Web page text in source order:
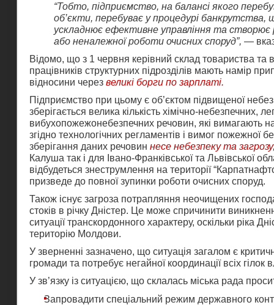
“Тобто, підприємство, на балансі якого
об’єкти, перебуває у процедурі
ускладнює ефективне управління та створює
або неналежної роботи очисних споруд”, —
Відомо, що з 1 червня керівний склад товариства та
працівників структурних підрозділів мають намір
відносини через великі борги по зарплаті.
Підприємство при цьому є об’єктом підвищеної
зберігається велика кількість хімічно-небезпечних,
вибухопожежонебезпечних речовин, які вимагають
згідно технологічних регламентів і вимог пожежної
зберігання даних речовин несе небезпеку та
Калуша так і для Івано-Франківської та Львівської
відбудеться знеструмлення на території
призведе до повної зупинки роботи очисних споруд.
Також існує загроза потрапляння неочищених
стоків в річку Дністер. Це може спричинити
ситуації транскордонного характеру, оскільки ріка
територію Молдови.
У зверненні зазначено, що ситуація загалом є
громади та потребує негайної координації всіх гілок
У зв’язку із ситуацією, що склалась міська рада
Запровадити спеціальний режим державного